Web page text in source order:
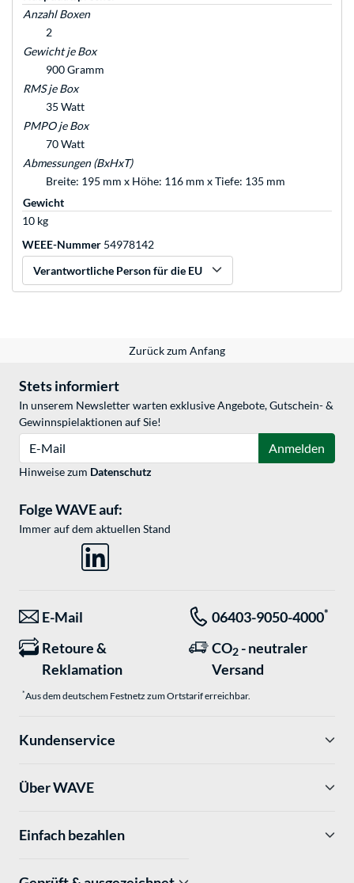
Anzahl Boxen
2
Gewicht je Box
900 Gramm
RMS je Box
35 Watt
PMPO je Box
70 Watt
Abmessungen (BxHxT)
Breite: 195 mm x Höhe: 116 mm x Tiefe: 135 mm
Gewicht
10 kg
WEEE-Nummer 54978142
Verantwortliche Person für die EU
Zurück zum Anfang
Stets informiert
In unserem Newsletter warten exklusive Angebote, Gutschein- &
Gewinnspielaktionen auf Sie!
Anmelden
Hinweise zum Datenschutz
Folge WAVE auf:
Immer auf dem aktuellen Stand
E-Mail 06403-9050-4000*
Retoure &
Reklamation
CO2 - neutraler
Versand
*Aus dem deutschem Festnetz zum Ortstarif erreichbar.
Kundenservice
Über WAVE
Einfach bezahlen